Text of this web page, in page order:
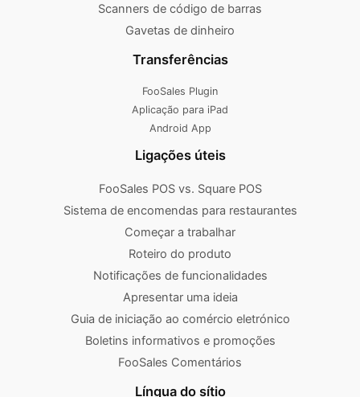
Scanners de código de barras
Gavetas de dinheiro
Transferências
FooSales Plugin
Aplicação para iPad
Android App
Ligações úteis
FooSales POS vs. Square POS
Sistema de encomendas para restaurantes
Começar a trabalhar
Roteiro do produto
Notificações de funcionalidades
Apresentar uma ideia
Guia de iniciação ao comércio eletrónico
Boletins informativos e promoções
FooSales Comentários
Língua do sítio